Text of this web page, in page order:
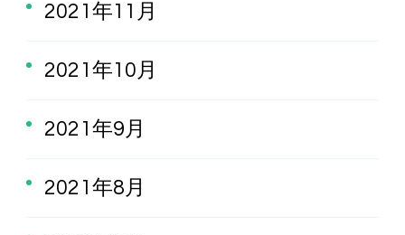
2021年11月
2021年10月
2021年9月
2021年8月